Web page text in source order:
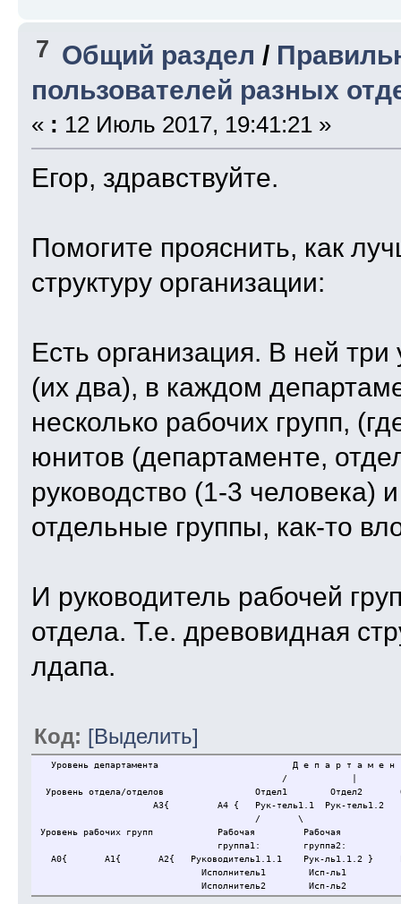
7 Общий раздел /
пользователей разных
« : 12 Июль 2017, 19:41:21 »
Егор, здравствуйте.
Помогите прояснить, как
структуру организации:
Есть организация. В ней
(их два), в каждом
несколько рабочих групп,
юнитов (департаменте,
руководство (1-3 человека)
отдельные группы, как-то
И руководитель рабочей
отдела. Т.е. древовидная
лдапа.
Код: [Выделить]
Уровень департамента Д е
/ |
Уровень отдела/отделов
А3{ A4 { Рук-тель1.1 Рук-тель1.2
/ \
Уровень рабочих групп
группа1: группа2:
A0{ А1{ А2{
Исполнитель1 Исп-ль1
Исполнитель2 Исп-ль2